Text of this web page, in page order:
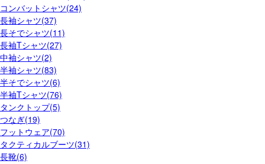
コンバットシャツ(24)
長袖シャツ(37)
長そでシャツ(11)
長袖Tシャツ(27)
中袖シャツ(2)
半袖シャツ(83)
半そでシャツ(6)
半袖Tシャツ(76)
タンクトップ(5)
つなぎ(19)
フットウェア(70)
タクティカルブーツ(31)
長靴(6)